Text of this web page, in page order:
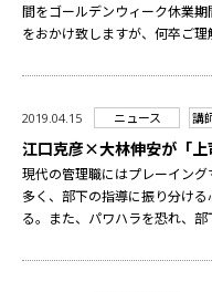
間をゴールデンウィーク休業
をおかけ致しますが、何卒ご
2019.04.15 ニュース 講
江口克彦×大林伸安が「上
現代の管理職にはプレーイン
多く、部下の指導に振り分け
る。また、パワハラを恐れ、